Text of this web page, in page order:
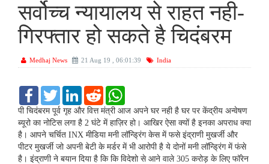
सर्वोच्च न्यायालय से राहत नही-
गिरफ्तार हो सकते है चिदंबरम
Medhaj News 21 Aug 19 , 06:01:39 India
F
c
e
o
o
k
T
i
t
t
e
r
L
n
k
d
I
n
R
d
d
t
a
t
s
A
p
p
पी चिदंबरम पूर्व गृह और वित्त मंत्री आज अपने घर नही है घर पर केंद्रीय अन्वेषण
ब्यूरो का नोटिस लगा है 2 घंटे में हाज़िर हो। आखिर ऐसा क्यों है इनका अपराध क्या
है। आपने चर्चित INX मीडिया मनी लॉन्ड्रिंग केस में फसे इंद्राणी मुखर्जी और
पीटर मुखर्जी जो अपनी बेटी के मर्डर में भी आरोपी है ये दोनों मनी लॉन्ड्रिंग में फंसे
है। इंद्राणी ने बयान दिया है कि कि विदेशो से आने वाले 305 करोड़ के लिए फॉरेन